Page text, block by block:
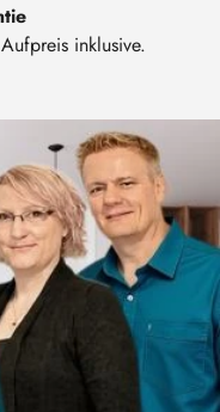
inklusive.